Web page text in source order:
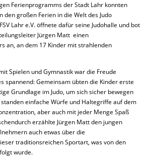
Ferienprogramms der Stadt Lahr konnten
großen Ferien in die Welt des Judo
Lahr e.V. öffnete dafür seine Judohalle und bot
Jürgen Matt einen
an, an dem 17 Kinder mit strahlenden
Spielen und Gymnastik war die Freude
spannend: Gemeinsam übten die Kinder erste
Grundlage im Judo, um sich sicher bewegen
einfache Würfe und Haltegriffe auf dem
aber auch mit jeder Menge Spaß
erzählte Jürgen Matt den jungen
auch etwas über die
traditionsreichen Sportart, was von den
wurde.